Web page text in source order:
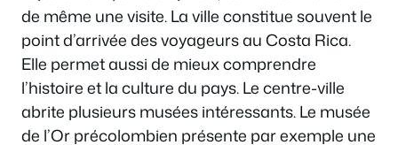
de même une visite. La ville constitue souvent le
point d’arrivée des voyageurs au Costa Rica.
Elle permet aussi de mieux comprendre
l’histoire et la culture du pays. Le centre-ville
abrite plusieurs musées intéressants. Le musée
de l’Or précolombien présente par exemple une